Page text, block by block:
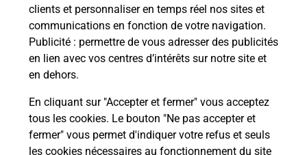
clients et personnaliser en temps réel nos sites et
communications en fonction de votre navigation.
Publicité : permettre de vous adresser des publicités
en lien avec vos centres d’intérêts sur notre site et
en dehors.
En cliquant sur "Accepter et fermer" vous acceptez
tous les cookies. Le bouton "Ne pas accepter et
fermer" vous permet d'indiquer votre refus et seuls
les cookies nécessaires au fonctionnement du site
Collecte du courrier aujourd'hui à 09h00
86 Avenue De Russie
03700 Bellerive Sur Allier
Localiser Liste Boîtes aux lettres Allier Bellerive Sur Allier